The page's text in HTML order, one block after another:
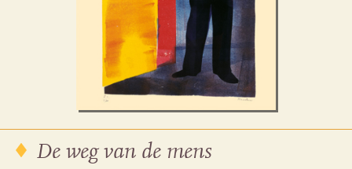
De weg van de mens